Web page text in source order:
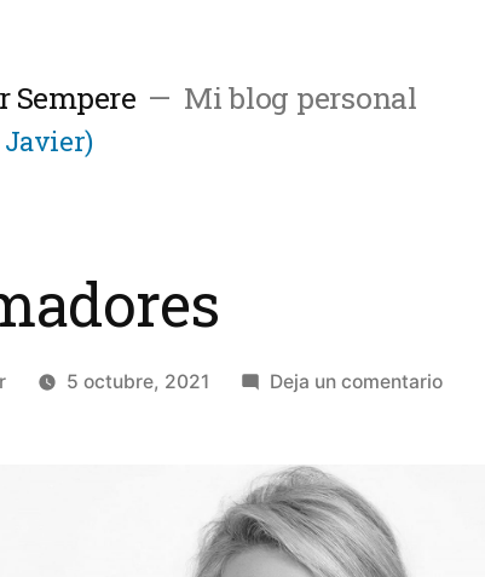
Sempere Mi blog personal
Javier)
5 octubre, 2021 Deja un comentarioen